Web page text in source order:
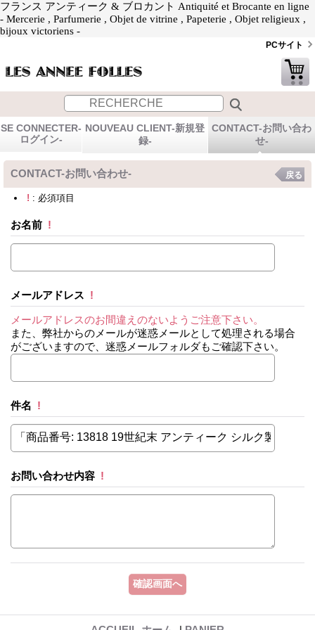
フランス アンティーク & ブロカント Antiquité et Brocante en ligne
- Mercerie , Parfumerie , Objet de vitrine , Papeterie , Objet religieux ,
bijoux victoriens -
PCサイト
SE CONNECTER-
ログイン-
NOUVEAU CLIENT-新規登
録-
CONTACT-お問い合わ
せ-
CONTACT-お問い合わせ- 戻る
! : 必須項目
お名前 !
メールアドレス !
メールアドレスのお間違えのないようご注意下さい。
また、弊社からのメールが迷惑メールとして処理される場合
がございますので、迷惑メールフォルダもご確認下さい。
件名 !
お問い合わせ内容 !